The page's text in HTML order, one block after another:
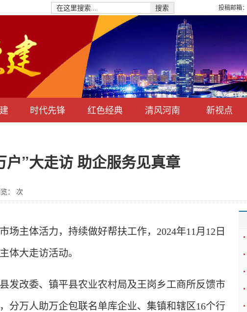
搜索 投稿邮箱
时代先锋 红色经典 清风河南 新视点
”大走访 助企服务见真章
： 次
场主体活力，持续做好帮扶工作，2024年11月12日
体大走访活动。
发改委、镇平县农业农村局及王岗乡工商所反馈市
分万人助万企包联名单库企业、集镇和辖区16个行